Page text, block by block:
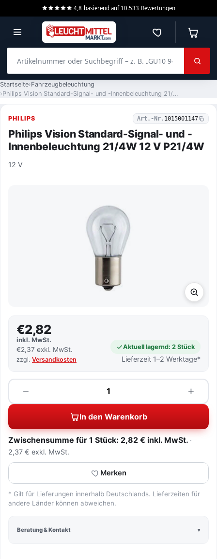
4,8 basierend auf 10.533 Bewertungen
Merkzettel
Startseite Fahrzeugbeleuchtung
Philips Vision Standard-Signal- und -Innenbeleuchtung 21/4W 12 V P21/4W
PHILIPS Art.-Nr. 1015001147
Philips Vision Standard-Signal- und -
Innenbeleuchtung 21/4W 12 V P21/4W
12 V
€2,82
inkl. MwSt.
€2,37 exkl. MwSt.
zzgl. Versandkosten
Aktuell lagernd: 2 Stück
Lieferzeit 1–2 Werktage*
−
Menge +
In den Warenkorb
Zwischensumme für 1 Stück: 2,82 € inkl. MwSt.
2,37 € exkl. MwSt.
Merken
* Gilt für Lieferungen innerhalb Deutschlands. Lieferzeiten für
andere Länder können abweichen.
Beratung & Kontakt